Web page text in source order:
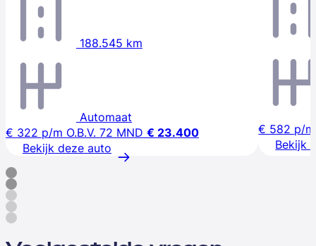
188.545 km
Automaat
€ 322 p/m O.B.V. 72 MND € 23.400
Bekijk deze auto
€ 582 p/m
Bekijk